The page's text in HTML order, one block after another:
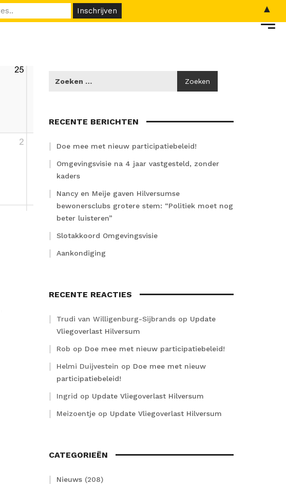
RECENTE BERICHTEN
Doe mee met nieuw participatiebeleid!
Omgevingsvisie na 4 jaar vastgesteld, zonder
kaders
Nancy en Meije gaven Hilversumse
bewonersclubs grotere stem: “Politiek moet nog
beter luisteren”
Slotakkoord Omgevingsvisie
Aankondiging
RECENTE REACTIES
Trudi van Willigenburg-Sijbrands op Update
Vliegoverlast Hilversum
Rob op Doe mee met nieuw participatiebeleid!
Helmi Duijvestein op Doe mee met nieuw
participatiebeleid!
Ingrid op Update Vliegoverlast Hilversum
Meizoentje op Update Vliegoverlast Hilversum
CATEGORIEËN
Nieuws (208)
▲